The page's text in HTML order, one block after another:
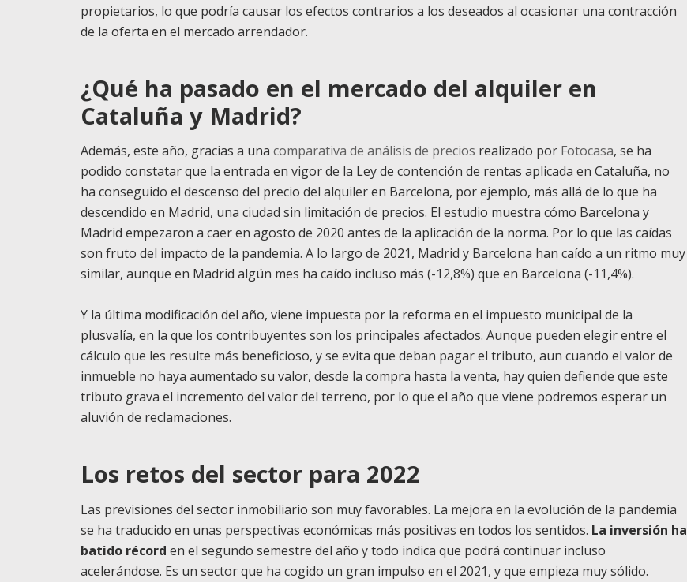
propietarios, lo que podría causar los efectos contrarios a los deseados al ocasionar una contracción
de la oferta en el mercado arrendador.
¿Qué ha pasado en el mercado del alquiler en
Cataluña y Madrid?
Además, este año, gracias a una comparativa de análisis de precios realizado por Fotocasa, se ha
podido constatar que la entrada en vigor de la Ley de contención de rentas aplicada en Cataluña, no
ha conseguido el descenso del precio del alquiler en Barcelona, por ejemplo, más allá de lo que ha
descendido en Madrid, una ciudad sin limitación de precios. El estudio muestra cómo Barcelona y
Madrid empezaron a caer en agosto de 2020 antes de la aplicación de la norma. Por lo que las caídas
son fruto del impacto de la pandemia. A lo largo de 2021, Madrid y Barcelona han caído a un ritmo muy
similar, aunque en Madrid algún mes ha caído incluso más (-12,8%) que en Barcelona (-11,4%).
Y la última modificación del año, viene impuesta por la reforma en el impuesto municipal de la
plusvalía, en la que los contribuyentes son los principales afectados. Aunque pueden elegir entre el
cálculo que les resulte más beneficioso, y se evita que deban pagar el tributo, aun cuando el valor de
inmueble no haya aumentado su valor, desde la compra hasta la venta, hay quien defiende que este
tributo grava el incremento del valor del terreno, por lo que el año que viene podremos esperar un
aluvión de reclamaciones.
Los retos del sector para 2022
Las previsiones del sector inmobiliario son muy favorables. La mejora en la evolución de la pandemia
se ha traducido en unas perspectivas económicas más positivas en todos los sentidos. La inversión ha
batido récord en el segundo semestre del año y todo indica que podrá continuar incluso
acelerándose. Es un sector que ha cogido un gran impulso en el 2021, y que empieza muy sólido.